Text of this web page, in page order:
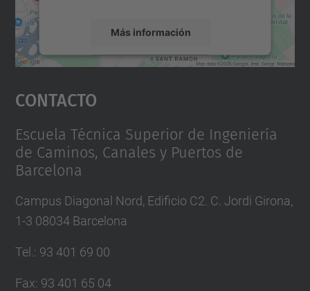
Más información
Aceptar
powered by
Contacto
Escuela Técnica Superior de Ingeniería
de Caminos, Canales y Puertos de
Barcelona
Campus Diagonal Nord, Edificio C2. C. Jordi Girona,
1-3 08034 Barcelona
Tel. : 93 401 69 00
Fax: 93 401 65 04